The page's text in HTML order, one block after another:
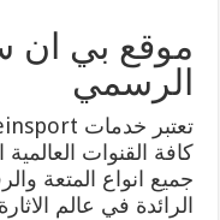
الرسمي
كافة القنوات
جميع انواع المتعة
الرائدة في عالم